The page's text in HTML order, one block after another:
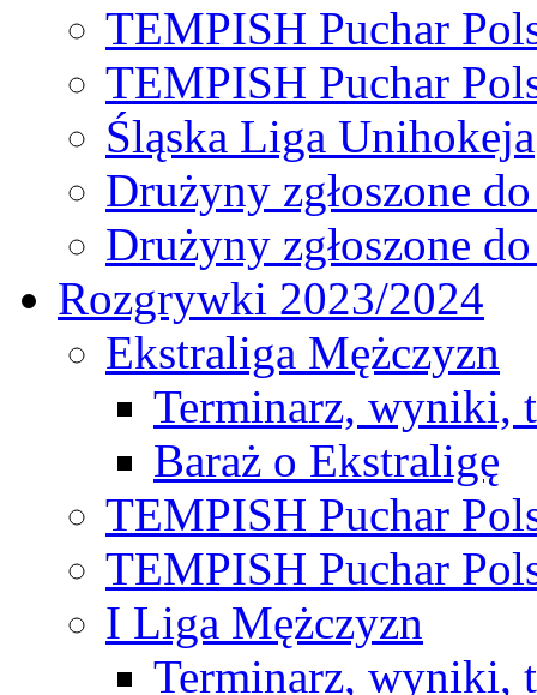
TEMPISH Puchar
TEMPISH Puchar
Śląska Liga Unihokeja
Drużyny zgłoszone
Drużyny zgłoszone
Rozgrywki 2023/2024
Ekstraliga Mężczyzn
Terminarz, wyniki,
Baraż o Ekstraligę
TEMPISH Puchar
TEMPISH Puchar
I Liga Mężczyzn
Terminarz, wyniki,